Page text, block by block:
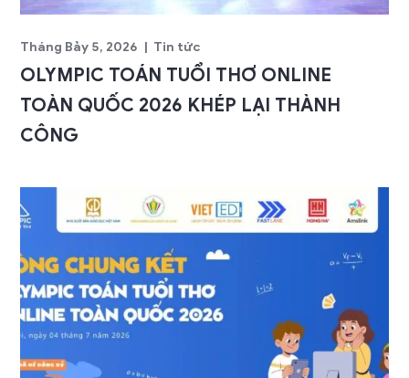
Tháng Bảy 5, 2026 Tin tức
OLYMPIC TOÁN TUỔI THƠ ONLINE
TOÀN QUỐC 2026 KHÉP LẠI THÀNH
CÔNG